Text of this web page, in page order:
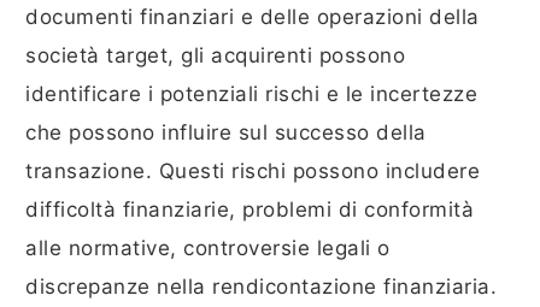
documenti finanziari e delle operazioni della
società target, gli acquirenti possono
identificare i potenziali rischi e le incertezze
che possono influire sul successo della
transazione. Questi rischi possono includere
difficoltà finanziarie, problemi di conformità
alle normative, controversie legali o
discrepanze nella rendicontazione finanziaria.